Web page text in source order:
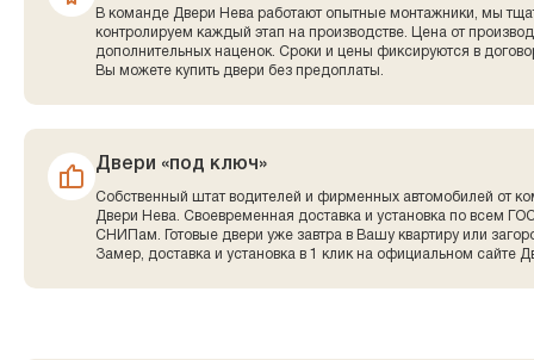
В команде Двери Нева работают опытные монтажники, мы
контролируем каждый этап на производстве. Цена от
дополнительных наценок. Сроки и цены фиксируются в
Вы можете купить двери без предоплаты.
Двери «под ключ»
Собственный штат водителей и фирменных автомобилей от
Двери Нева. Своевременная доставка и установка по всем
СНИПам. Готовые двери уже завтра в Вашу квартиру или
Замер, доставка и установка в 1 клик на официальном сайте